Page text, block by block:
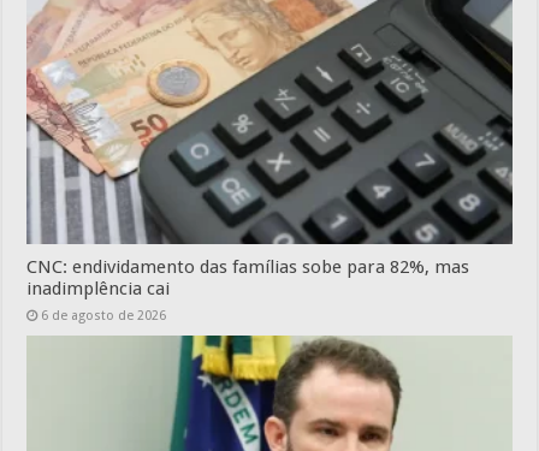
CNC: endividamento das famílias sobe para 82%, mas
inadimplência cai
6 de agosto de 2026